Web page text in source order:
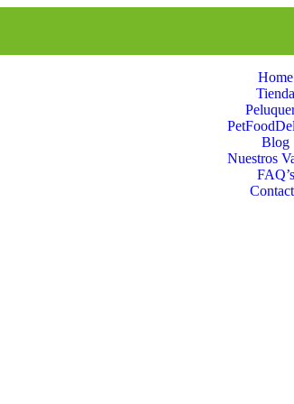
Home
Tienda
Blog
Nuestros
FAQ’s